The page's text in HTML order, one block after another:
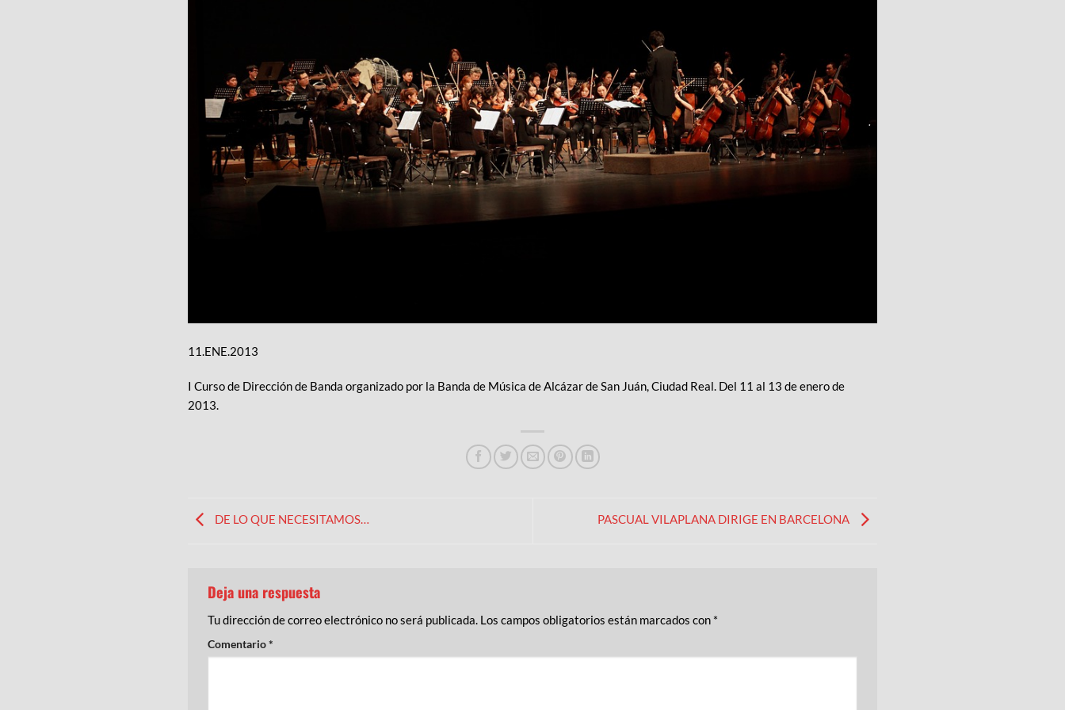
11.ENE.2013
I Curso de Dirección de Banda organizado por la Banda de Música de Alcázar de San Juán, Ciudad Real. Del 11 al 13 de enero de
2013.
DE LO QUE NECESITAMOS… PASCUAL VILAPLANA DIRIGE EN BARCELONA
Deja una respuesta
Tu dirección de correo electrónico no será publicada. Los campos obligatorios están marcados con *
Comentario*